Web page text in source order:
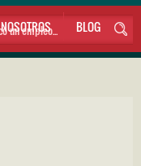
NOSOTROS BLOG